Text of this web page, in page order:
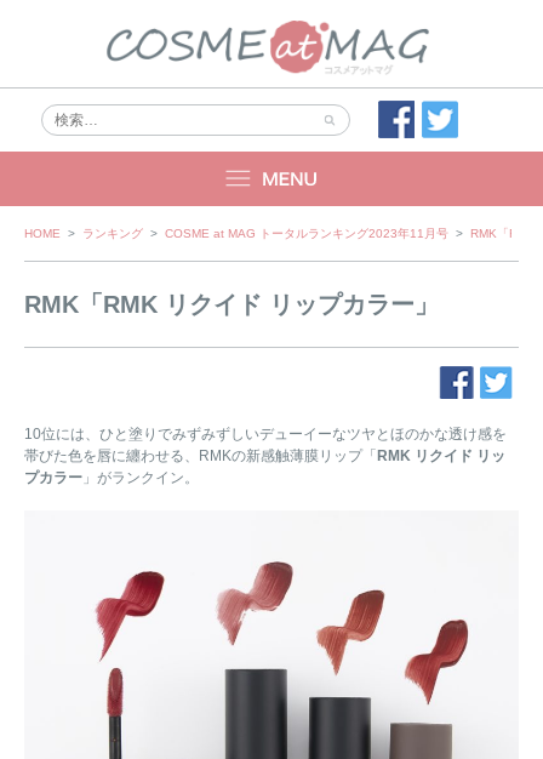
Skip
HOME > ランキング > COSME at MAG トータルランキング2023年11月号 > RMK「RMK
RMK「RMK リクイド リップカラー」
10位には、ひと塗りでみずみずしいデューイーなツヤとほのかな透け感を
帯びた色を唇に纏わせる、RMKの新感触薄膜リップ「RMK リクイド リッ
プカラー 」がランクイン。